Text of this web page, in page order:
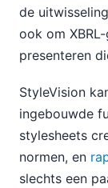
de
ook om
presenteren
StyleVision
ingebouwde
stylesheets
normen, en
slechts een